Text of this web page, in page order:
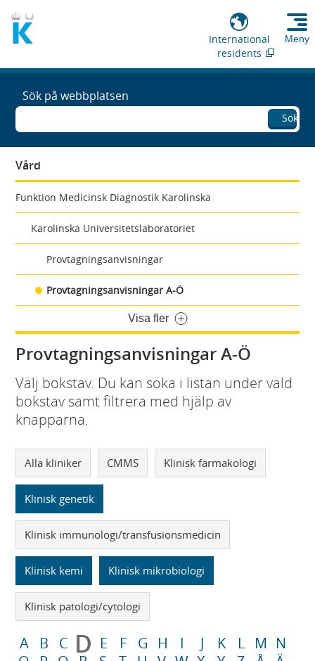
International
residents
Meny
Sök på webbplatsen
Sök
Vård
Funktion Medicinsk Diagnostik Karolinska
Karolinska Universitetslaboratoriet
Provtagningsanvisningar
Provtagningsanvisningar A-Ö
Visa fler
Provtagningsanvisningar A-Ö
Välj bokstav. Du kan söka i listan under vald
bokstav samt filtrera med hjälp av
knapparna.
Alla kliniker CMMS Klinisk farmakologi
Klinisk genetik
Klinisk immunologi/transfusionsmedicin
Klinisk kemi Klinisk mikrobiologi
Klinisk patologi/cytologi
A B C D E F G H I J K L M N